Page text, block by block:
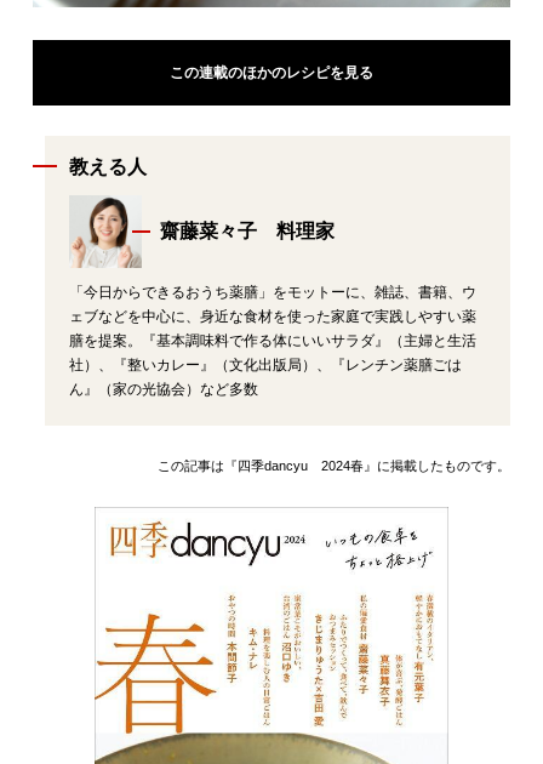
この連載のほかのレシピを見る
教える人
齋藤菜々子 料理家
「今日からできるおうち薬膳」をモットーに、雑誌、書籍、ウ
ェブなどを中心に、身近な食材を使った家庭で実践しやすい薬
膳を提案。『基本調味料で作る体にいいサラダ』（主婦と生活
社）、『整いカレー』（文化出版局）、『レンチン薬膳ごは
ん』（家の光協会）など多数
この記事は『四季dancyu 2024春』に掲載したものです。